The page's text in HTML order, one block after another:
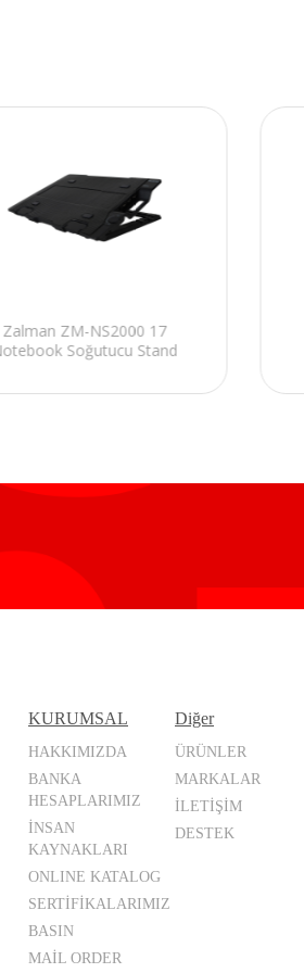
Zalman ZM-NS2000 17
Soğutucu Stand
KURUMSAL
HAKKIMIZDA
BANKA
HESAPLARIMIZ
İNSAN
KAYNAKLARI
ONLINE KATALOG
SERTİFİKALARIMIZ
BASIN
MAİL ORDER
Diğer
ÜRÜNLER
MARKALAR
İLETİŞİM
DESTEK